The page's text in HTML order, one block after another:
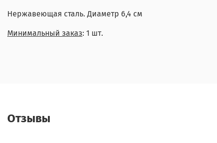
Нержавеющая сталь. Диаметр 6,4 см
Минимальный заказ: 1 шт.
Отзывы